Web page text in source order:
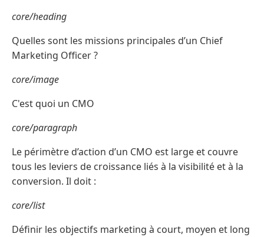
core/heading
Quelles sont les missions principales d’un Chief
Marketing Officer ?
core/image
C'est quoi un CMO
core/paragraph
Le périmètre d’action d’un CMO est large et couvre
tous les leviers de croissance liés à la visibilité et à la
conversion. Il doit :
core/list
Définir les objectifs marketing à court, moyen et long